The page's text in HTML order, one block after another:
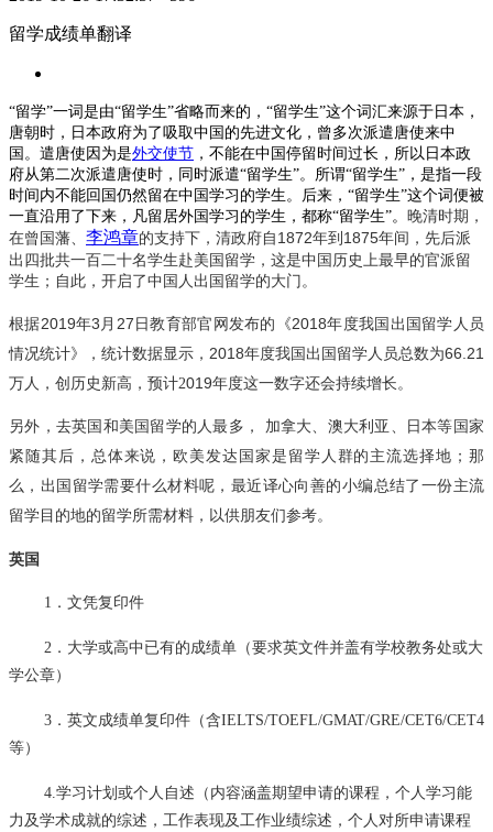
留学成绩单翻译
“留学”一词是由“留学生”省略而来的，“留学生”这个词汇来源于日本，
唐朝时，日本政府为了吸取中国的先进文化，曾多次派遣唐使来中
国。遣唐使因为是外交使节 ，不能在中国停留时间过长，所以日本政
府从第二次派遣唐使时，同时派遣“留学生”。所谓“留学生”， 是指一段
时间内不能回国 仍然留在中国学习的学生。后来， “留学生”这个词便被
一直沿用了下来，凡留居外国学习的学生，都称“留学生”。 晚清时期，
在曾国藩、 李鸿章的支持下， 清政府自 1872年到 1875年间 ，先后派
出四批共一百二十名学生赴美国留学 ，这是中国 历 史上最早的官派留
学生 ；自此，开启了中国人出国留学的大门。
根据2019年3 月 27 日教育部官网发布的 《2018年度我国出国留学人员
情况统计》， 统计数据显示， 2018年度我国出国留学人员总数为66.21
万人 ，创历史新高，预计2019年度这一数字还会持续增长。
另外，去英国和美国留学的人最多，
加拿大、澳大利亚、日本等国家
紧随其后，总体来说，欧美发达国家是留学人群的主流选择地；那
么，出国留学需要什么材料呢，最近译心向善的小编总结了一份主流
留学目的地的留学所需材料，以供朋友们参考。
英国
1．文凭复印件
2．大学或高中已有的成绩单（要求英文件并盖有学校教务处或大
学公章）
3．英文成绩单复印件（含IELTS/TOEFL/GMAT/GRE/CET6/CET4
等）
4.学习计划或个人自述（内容涵盖期望申请的课程，个人学习能
力及学术成就的综述，工作表现及工作业绩综述，个人对所申请课程